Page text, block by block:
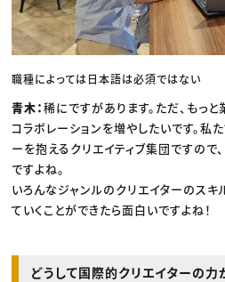
職種によっては日本語は必須ではない
青木：稀にですがあります。ただ、もっ
コラボレーションを増やしたいです。私
ーを抱えるクリエイティブ集団ですので
ですよね。
いろんなジャンルのクリエイターのス
ていくことができたら面白いですよね！
どうして国際的クリエイターの力